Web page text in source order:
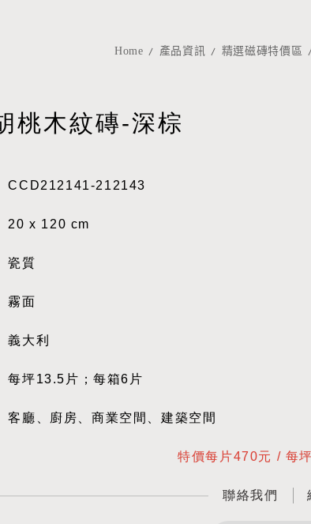
Home 產品資訊 精選磁磚特價區
桃木紋磚-深棕
CCD212141-212143
20 x 120 cm
瓷質
霧面
義大利
每坪13.5片；每箱6片
客廳、廚房、商業空間、建築空間
特價每片470元 / 每
聯絡我們